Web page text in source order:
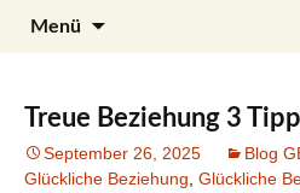
Julia Noyel
Menü
Treue Beziehung 3
September 26, 2025 Blog
Glückliche Beziehung Glückliche